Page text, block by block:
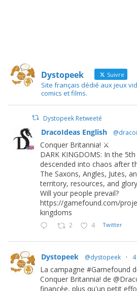
Dystopeek Suivre
Site français dédié aux jeux
comics et films.
Dystopeek Retweeté
DracoIdeas English
Conquer Britannia! ⚔️
DARK KINGDOMS: In the
descended into chaos after
The Saxons, Angles, Jutes,
territory, resources, and
Will your people prevail?
https://gamefound.com/
kingdoms
2 4 Twitter
Dystopeek @dystopeek ·
La campagne #Gamefound
Conquer Britannia! de
financée, plus qu'un petit